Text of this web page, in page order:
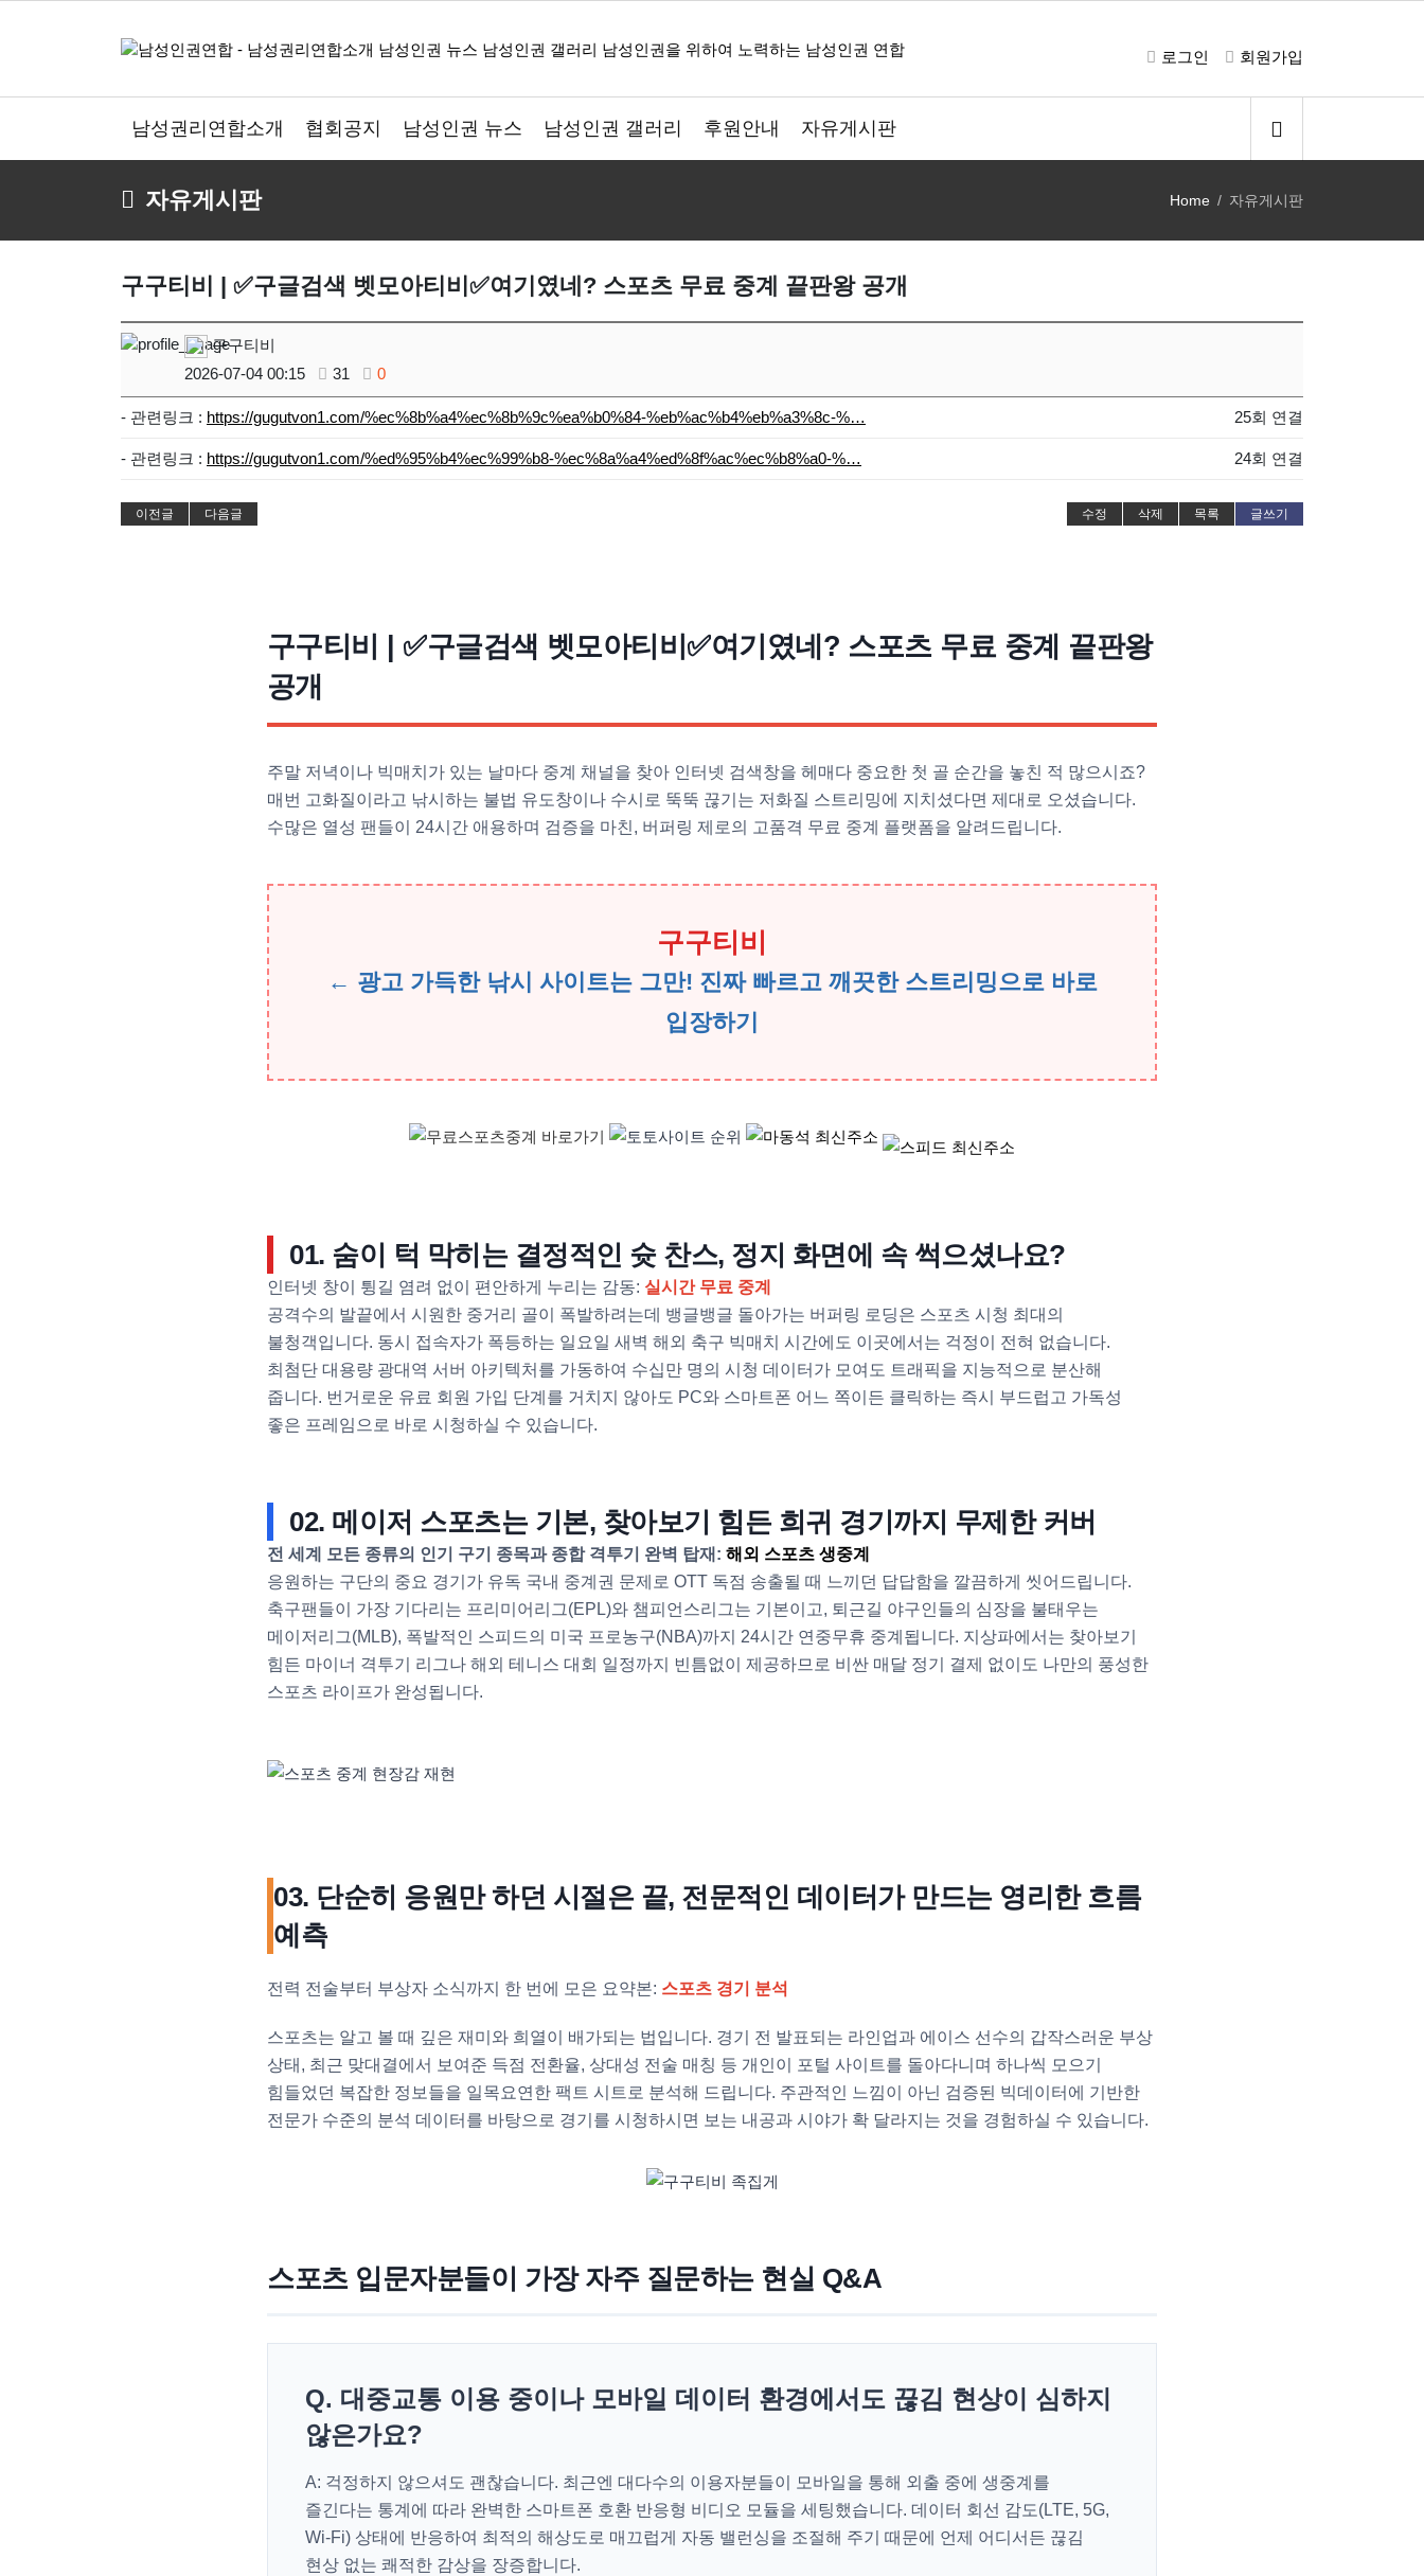
로그인 회원가입
남성권리연합소개 협회공지 남성인권 뉴스 남성인권 갤러리 후원안내 자유게시판
자유게시판 Home 자유게시판
구구티비 | ✅구글검색 벳모아티비✅여기였네? 스포츠 무료 중계 끝판왕 공개
구구티비
2026-07-04 00:15
31 0
- 관련링크 : https://gugutvon1.com/%ec%8b%a4%ec%8b%9c%ea%b0%84-%eb%ac%b4%eb%a3%8c-%… 25회 연결
- 관련링크 : https://gugutvon1.com/%ed%95%b4%ec%99%b8-%ec%8a%a4%ed%8f%ac%ec%b8%a0-%… 24회 연결
이전글 다음글 수정 삭제 목록 글쓰기
구구티비 | ✅구글검색 벳모아티비✅여기였네? 스포츠 무료 중계 끝판왕
공개
주말 저녁이나 빅매치가 있는 날마다 중계 채널을 찾아 인터넷 검색창을 헤매다 중요한 첫 골 순간을 놓친 적 많으시죠?
매번 고화질이라고 낚시하는 불법 유도창이나 수시로 뚝뚝 끊기는 저화질 스트리밍에 지치셨다면 제대로 오셨습니다.
수많은 열성 팬들이 24시간 애용하며 검증을 마친, 버퍼링 제로의 고품격 무료 중계 플랫폼을 알려드립니다.
구구티비
← 광고 가득한 낚시 사이트는 그만! 진짜 빠르고 깨끗한 스트리밍으로 바로
입장하기
01. 숨이 턱 막히는 결정적인 슛 찬스, 정지 화면에 속 썩으셨나요?
인터넷 창이 튕길 염려 없이 편안하게 누리는 감동: 실시간 무료 중계
공격수의 발끝에서 시원한 중거리 골이 폭발하려는데 뱅글뱅글 돌아가는 버퍼링 로딩은 스포츠 시청 최대의
불청객입니다. 동시 접속자가 폭등하는 일요일 새벽 해외 축구 빅매치 시간에도 이곳에서는 걱정이 전혀 없습니다.
최첨단 대용량 광대역 서버 아키텍처를 가동하여 수십만 명의 시청 데이터가 모여도 트래픽을 지능적으로 분산해
줍니다. 번거로운 유료 회원 가입 단계를 거치지 않아도 PC와 스마트폰 어느 쪽이든 클릭하는 즉시 부드럽고 가독성
좋은 프레임으로 바로 시청하실 수 있습니다.
02. 메이저 스포츠는 기본, 찾아보기 힘든 희귀 경기까지 무제한 커버
전 세계 모든 종류의 인기 구기 종목과 종합 격투기 완벽 탑재: 해외 스포츠 생중계
응원하는 구단의 중요 경기가 유독 국내 중계권 문제로 OTT 독점 송출될 때 느끼던 답답함을 깔끔하게 씻어드립니다.
축구팬들이 가장 기다리는 프리미어리그(EPL)와 챔피언스리그는 기본이고, 퇴근길 야구인들의 심장을 불태우는
메이저리그(MLB), 폭발적인 스피드의 미국 프로농구(NBA)까지 24시간 연중무휴 중계됩니다. 지상파에서는 찾아보기
힘든 마이너 격투기 리그나 해외 테니스 대회 일정까지 빈틈없이 제공하므로 비싼 매달 정기 결제 없이도 나만의 풍성한
스포츠 라이프가 완성됩니다.
03. 단순히 응원만 하던 시절은 끝, 전문적인 데이터가 만드는 영리한 흐름
예측
전력 전술부터 부상자 소식까지 한 번에 모은 요약본: 스포츠 경기 분석
스포츠는 알고 볼 때 깊은 재미와 희열이 배가되는 법입니다. 경기 전 발표되는 라인업과 에이스 선수의 갑작스러운 부상
상태, 최근 맞대결에서 보여준 득점 전환율, 상대성 전술 매칭 등 개인이 포털 사이트를 돌아다니며 하나씩 모으기
힘들었던 복잡한 정보들을 일목요연한 팩트 시트로 분석해 드립니다. 주관적인 느낌이 아닌 검증된 빅데이터에 기반한
전문가 수준의 분석 데이터를 바탕으로 경기를 시청하시면 보는 내공과 시야가 확 달라지는 것을 경험하실 수 있습니다.
스포츠 입문자분들이 가장 자주 질문하는 현실 Q&A
Q. 대중교통 이용 중이나 모바일 데이터 환경에서도 끊김 현상이 심하지
않은가요?
A: 걱정하지 않으셔도 괜찮습니다. 최근엔 대다수의 이용자분들이 모바일을 통해 외출 중에 생중계를
즐긴다는 통계에 따라 완벽한 스마트폰 호환 반응형 비디오 모듈을 세팅했습니다. 데이터 회선 감도(LTE, 5G,
Wi-Fi) 상태에 반응하여 최적의 해상도로 매끄럽게 자동 밸런싱을 조절해 주기 때문에 언제 어디서든 끊김
현상 없는 쾌적한 감상을 장증합니다.